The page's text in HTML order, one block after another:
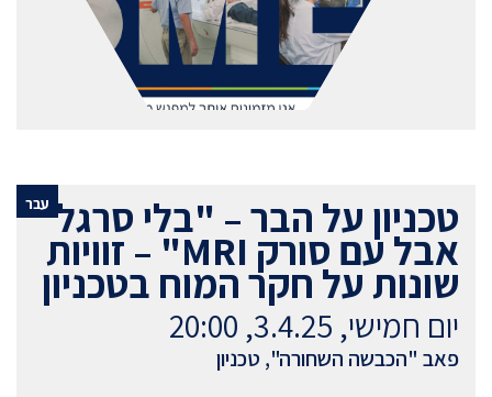
עבר טכניון על הבר – "בלי סרגל
אבל עם סורק MRI" – זוויות
שונות על חקר המוח בטכניון
יום חמישי, 3.4.25, 20:00
פאב "הכבשה השחורה", טכניון